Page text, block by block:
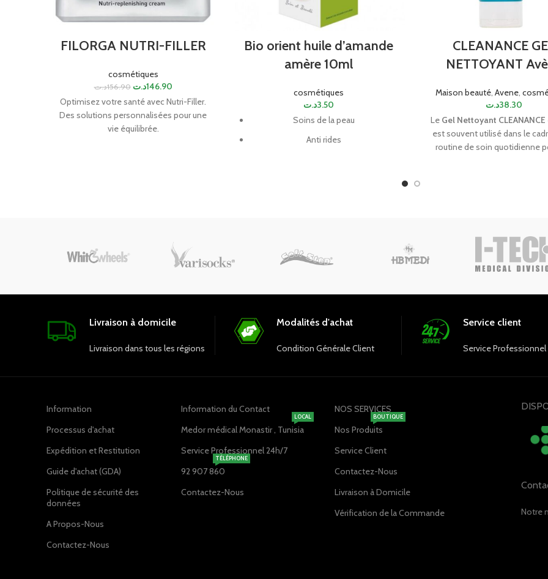
FILORGA NUTRI-FILLER
cosmétiques
156.90د.ت 146.90د.ت
Optimisez votre santé avec Nutri-Filler.
Des solutions personnalisées pour une
vie équilibrée.
Bio orient huile d’amande
amère 10ml
cosmétiques
3.50د.ت
Soins de la peau
Anti rides
CLEANANCE
NETTOYANT
Maison beauté, Avene,
38.30د.ت
Le Gel Nettoyant CLEANANCE
est souvent utilisé dans le
routine de soin quotidienne
Livraison à domicile
Livraison dans tous les régions
Modalités d'achat
Condition Générale Client
Service client
Service Professionnel
Information
Processus d'achat
Expédition et Restitution
Guide d'achat (GDA)
Politique de sécurité des
données
A Propos-Nous
Contactez-Nous
Information du Contact
Medor médical Monastir , Tunisia
LOCAL
Service Professionnel 24h/7
92 907 860
TÉLÉPHONE
Contactez-Nous
NOS SERVICES
Nos Produits
BOUTIQUE
Service Client
Contactez-Nous
Livraison à Domicile
Vérification de la Commande
Notre